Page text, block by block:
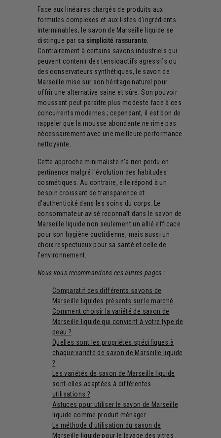
Face aux linéaires chargés de produits aux
formules complexes et aux listes d'ingrédients
interminables, le savon de Marseille liquide se
distingue par sa simplicité rassurante.
Contrairement à certains savons industriels qui
peuvent contenir des tensioactifs agressifs ou
des conservateurs synthétiques, le savon de
Marseille mise sur son héritage naturel pour
offrir une alternative saine et sûre. Son pouvoir
moussant peut paraître plus modeste face à ces
concurrents modernes ; cependant, il est bon de
rappeler que la mousse abondante ne rime pas
nécessairement avec une meilleure performance
nettoyante.
Cette approche minimaliste n'a rien perdu en
pertinence malgré l'évolution des habitudes
cosmétiques. Au contraire, elle répond à un
besoin croissant de transparence et
d'authenticité dans les soins du corps. Le
consommateur avisé reconnaît dans le savon de
Marseille liquide non seulement un allié efficace
pour son hygiène quotidienne, mais aussi un
choix respectueux pour sa santé et celle de
l'environnement.
Nous vous recommandons ces autres pages :
Comparatif des différents savons de
Marseille liquides présents sur le marché
Comment choisir la variété de savon de
Marseille liquide qui convient à votre type de
peau ?
Quelles sont les propriétés spécifiques à
chaque variété de savon de Marseille liquide
?
Les variétés de savon de Marseille liquide
sont-elles adaptées à différentes
utilisations ?
Astuces pour utiliser le savon de Marseille
liquide comme produit ménager
La méthode d'utilisation du savon de
Marseille liquide pour le lavage des vitres